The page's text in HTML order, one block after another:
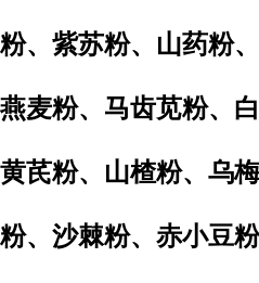
粉、紫苏粉、山药粉
燕麦粉、马齿苋粉、
黄芪粉、山楂粉、乌
粉、沙棘粉、赤小豆